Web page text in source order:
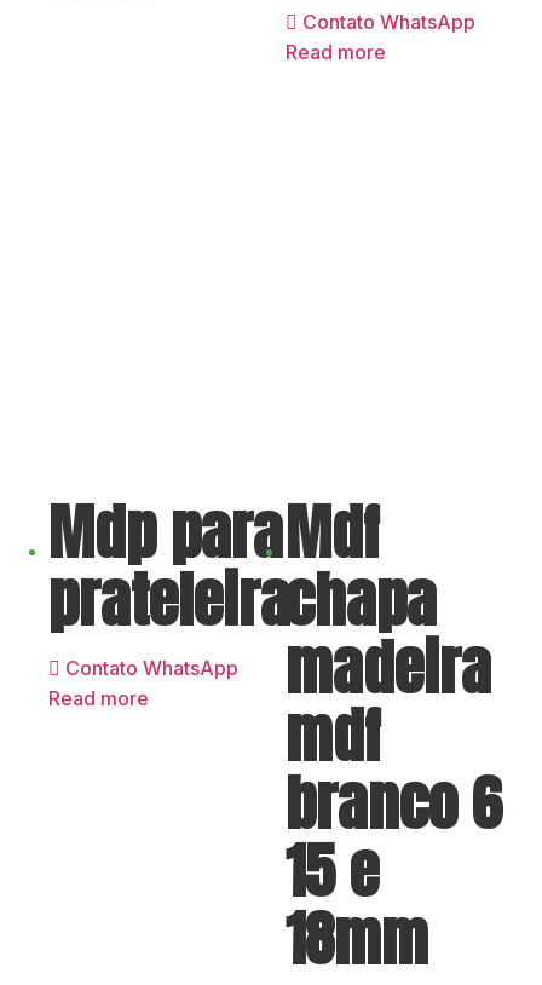
Contato WhatsApp
Read more
Mdp para
prateleira
Contato WhatsApp
Read more
Mdf
chapa
madeira
mdf
branco 6
15 e
18mm